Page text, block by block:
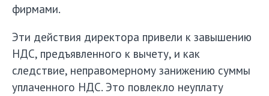
фирмами.
Эти действия директора привели к завышению
НДС, предъявленного к вычету, и как
следствие, неправомерному занижению суммы
уплаченного НДС. Это повлекло неуплату